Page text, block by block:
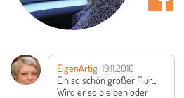
EigenArtig 19.11.2010
Ein so schön großer Flur...
Wird er so bleiben oder